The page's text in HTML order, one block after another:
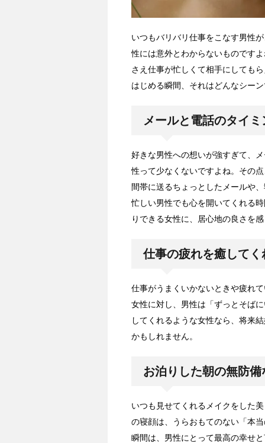
いつもバリバリ仕事をこなす男性
性には意外とわからないものです
さえ仕事が忙しくて相手にしても
はじめる瞬間、それはどんなシー
メールと電話のタイ
好きな男性への想いが強すぎて、
性って少なくないですよね。その
間帯に送るちょっとしたメールや
忙しい男性でも心を開いてくれる
りできる女性に、居心地の良さを
仕事の疲れを癒してく
仕事がうまくいかないときや疲れ
女性に対し、男性は「ずっとそば
してくれるような女性なら、将来
かもしれません。
お泊りした朝の無防
いつも見せてくれるメイクをした
の寝顔は、うらおもてのない「本
瞬間は、男性にとって最高の幸せ